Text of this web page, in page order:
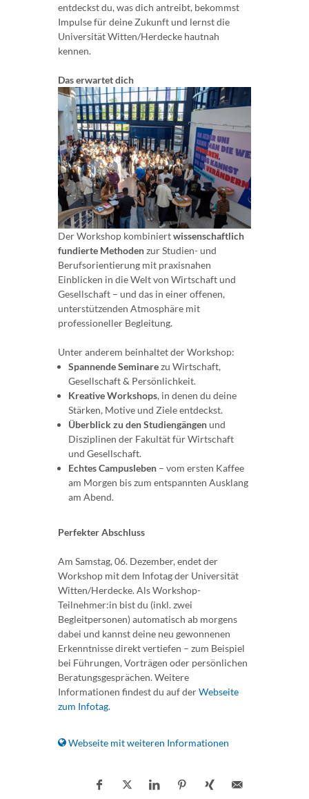
entdeckst du, was dich antreibt, bekommst
Impulse für deine Zukunft und lernst die
Universität Witten/Herdecke hautnah
kennen.
Das erwartet dich
Der Workshop kombiniertwissenschaftlich
fundierte Methodenzur Studien- und
Berufsorientierung mit praxisnahen
Einblicken in die Welt von Wirtschaft und
Gesellschaft – und das in einer offenen,
unterstützenden Atmosphäre mit
professioneller Begleitung.
Unter anderem beinhaltet der Workshop:
Spannende Seminarezu Wirtschaft,
Gesellschaft & Persönlichkeit.
Kreative Workshops, in denen du deine
Stärken, Motive und Ziele entdeckst.
Überblick zu den Studiengängenund
Disziplinen der Fakultät für Wirtschaft
und Gesellschaft.
Echtes Campusleben – vom ersten Kaffee
am Morgen bis zum entspannten Ausklang
am Abend.
Perfekter Abschluss
Am Samstag, 06. Dezember, endet der
Workshop mit dem Infotag der Universität
Witten/Herdecke. Als Workshop-
Teilnehmer:in bist du (inkl. zwei
Begleitpersonen) automatisch ab morgens
dabei und kannst deine neu gewonnenen
Erkenntnisse direkt vertiefen – zum Beispiel
bei Führungen, Vorträgen oder persönlichen
Beratungsgesprächen. Weitere
Informationen findest du auf derWebseite
zum Infotag.
Webseite mit weiteren Informationen